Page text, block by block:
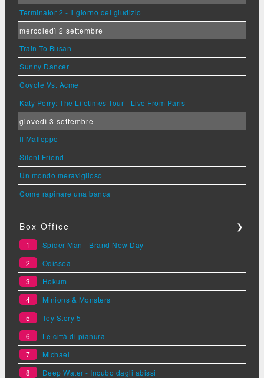
Terminator 2 - Il giorno del giudizio
mercoledì 2 settembre
Train To Busan
Sunny Dancer
Coyote Vs. Acme
Katy Perry: The Lifetimes Tour - Live From Paris
giovedì 3 settembre
Il Malloppo
Silent Friend
Un mondo meraviglioso
Come rapinare una banca
Box Office ❯
1
Spider-Man - Brand New Day
2
Odissea
3
Hokum
4
Minions & Monsters
5
Toy Story 5
6
Le città di pianura
7
Michael
8
Deep Water - Incubo dagli abissi